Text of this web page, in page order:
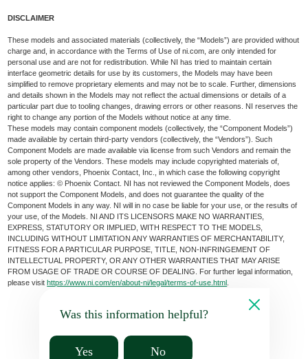
DISCLAIMER
These models and associated materials (collectively, the “Models”) are provided without
charge and, in accordance with the Terms of Use of ni.com, are only intended for
personal use and are not for redistribution. While NI has tried to maintain certain
interface geometric details for use by its customers, the Models may have been
simplified to remove proprietary elements and may not be to scale. Further, dimensions
and details shown in the Models may not reflect the actual dimensions or details of a
particular part due to tooling changes, drawing errors or other reasons. NI reserves the
right to change any portion of the Models without notice at any time.
These models may contain component models (collectively, the “Component Models”)
made available by certain third-party vendors (collectively, the “Vendors”). Such
Component Models are made available via license from such Vendors and remain the
sole property of the Vendors. These models may include copyrighted materials of,
among other vendors, Phoenix Contact, Inc., in which case the following copyright
notice applies: © Phoenix Contact. NI has not reviewed the Component Models, does
not support the Component Models, and does not guarantee the quality of the
Component Models in any way. NI will in no case be liable for your use, or the results of
your use, of the Models. NI AND ITS LICENSORS MAKE NO WARRANTIES,
EXPRESS, STATUTORY OR IMPLIED, WITH RESPECT TO THE MODELS,
INCLUDING WITHOUT LIMITATION ANY WARRANTIES OF MERCHANTABILITY,
FITNESS FOR A PARTICULAR PURPOSE, TITLE, NON-INFRINGEMENT OF
INTELLECTUAL PROPERTY, OR ANY OTHER WARRANTIES THAT MAY ARISE
FROM USAGE OF TRADE OR COURSE OF DEALING. For further legal information,
please visithttps://www.ni.com/en/about-ni/legal/terms-of-use.html
Was this information helpful?
Yes No